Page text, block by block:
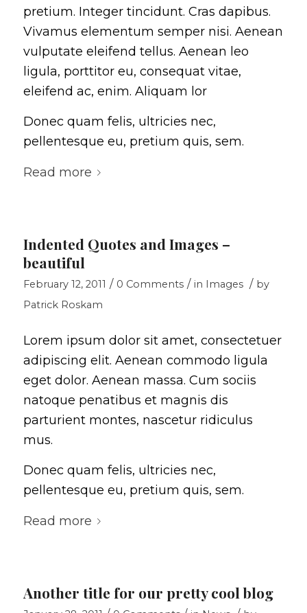
pretium. Integer tincidunt. Cras dapibus.
Vivamus elementum semper nisi. Aenean
vulputate eleifend tellus. Aenean leo
ligula, porttitor eu, consequat vitae,
eleifend ac, enim. Aliquam lor
Donec quam felis, ultricies nec,
pellentesque eu, pretium quis, sem.
Read more
Indented Quotes and Images –
beautiful
February 12, 2011 / 0 Comments / in Images / by
Patrick Roskam
Lorem ipsum dolor sit amet, consectetuer
adipiscing elit. Aenean commodo ligula
eget dolor. Aenean massa. Cum sociis
natoque penatibus et magnis dis
parturient montes, nascetur ridiculus
mus.
Donec quam felis, ultricies nec,
pellentesque eu, pretium quis, sem.
Read more
Another title for our pretty cool blog